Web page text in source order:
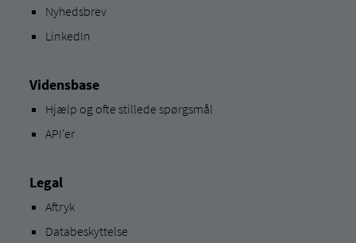
Nyhedsbrev
LinkedIn
Vidensbase
Hjælp og ofte stillede spørgsmål
API'er
Legal
Aftryk
Databeskyttelse